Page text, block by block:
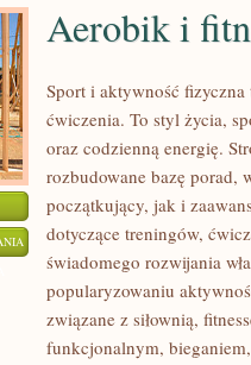
AEROBIK
FITNESS
GRUPOWY
Aerobik i
Sport i aktywność
ćwiczenia. To styl życia,
oraz codzienną energię.
rozbudowane bazę porad,
początkujący, jak i
dotyczące treningów,
świadomego rozwijania
popularyzowaniu
związane z siłownią,
funkcjonalnym,